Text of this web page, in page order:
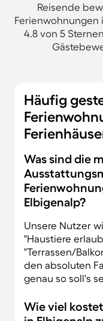
Reisende
Ferienwohnungen
4.8 von 5
Häufig
Was sind die
Elbigenalp?
Unsere Nutzer
"Haustiere
"Terrassen/
den absoluten
genau so soll's
Wie viel